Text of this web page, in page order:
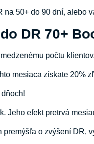
50+ do 90 dní, alebo
DR 70+
počtu
mesiaca získate 20%
Jeho efekt pretrvá
o zvýšení DR,